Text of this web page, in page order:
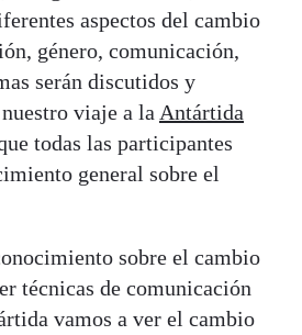
aspectos del cambio
género, comunicación,
serán discutidos y
viaje a la Antártida
todas las participantes
general sobre el
sobre el cambio
técnicas de comunicación
vamos a ver el cambio